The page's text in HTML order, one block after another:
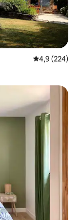
Évaluation
4,9 (224)